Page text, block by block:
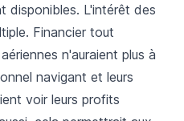
disponibles. L'intérêt des
Financier tout
n'auraient plus à
navigant et leurs
voir leurs profits